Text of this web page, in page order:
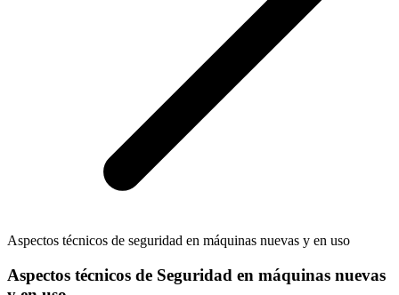
Aspectos técnicos de seguridad en máquinas nuevas y en uso
Aspectos técnicos de Seguridad en máquinas nuevas